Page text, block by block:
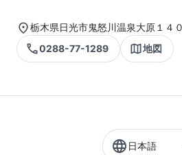
栃木県日光市鬼怒川温泉大原１４
0288-77-1289
地図
日本語